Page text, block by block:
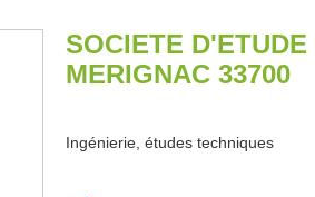
SOCIETE
MERIGNAC 33700
Ingénierie, études techniques